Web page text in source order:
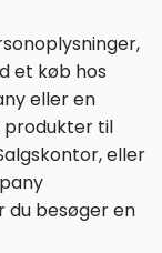
et køb hos
eller en
produkter til
eller
du besøger en